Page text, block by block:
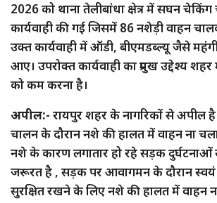
2026 को थाना तेलीबांधा क्षेत्र में सघन चेकिंग
कार्यवाही की गई जिसमें 86 नशेड़ी वाहन
उक्त कार्यवाही में ऑडी, बीएमडब्ल्यू जैसे
आए। उपरोक्त कार्यवाही का प्रमुख उद्देश्य
को कम करना है।
अपील:- रायपुर शहर के नागरिकों से अपील
चालन के दौरान नशे की हालत में वाहन ना
नशे के कारण लगातार हो रहे सड़क
जरूरत है , सड़क पर आवागमन के दौरान स्वयं
सुरक्षित रखने के लिए नशे की हालत में वाहन